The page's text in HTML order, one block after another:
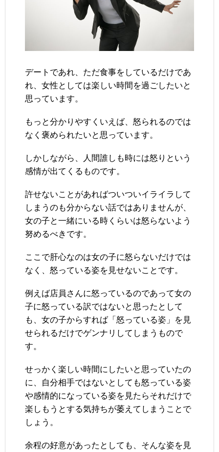
デートであれ、ただ食事をしているだけであ
れ、女性としては楽しい時間を過ごしたいと
思っています。
もっと分かりやすくいえば、怒られるのでは
なく褒められたいと思っています。
しかしながら、人間誰しも時には怒りという
感情が出てくるものです。
許せないことがあればついついイライラして
しまうのも分からない話ではありませんが、
女の子と一緒にいる時くらいは怒らないよう
努めるべきです。
ここで肝心なのは女の子に怒らないだけでは
なく、怒っている姿を見せないことです。
例えば店員さんに怒っているのであって女の
子に怒っている訳ではないと思ったとして
も、女の子からすれば「怒っている姿」を見
せられるだけでゲンナリしてしまうもので
す。
せっかく楽しい時間にしたいと思っていたの
に、自分相手ではないとしても怒っている姿
や感情的になっている姿を見たらそれだけで
楽しもうとする気持ちが萎えてしまうことで
しょう。
余程の好意があったとしても、そんな姿を見